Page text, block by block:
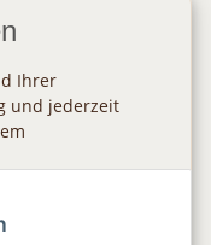
Ihrer
und jederzeit